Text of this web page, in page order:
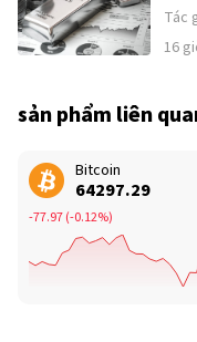
Tác
16
sản phẩm liên
Bitcoin
64297.29
-77.97(-0.12%)